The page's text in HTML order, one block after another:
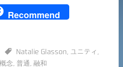
Recommend
Natalie Glasson ユニティ
念 普通 融和